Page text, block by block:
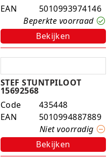
EAN
5010993974146
Beperkte voorraad
Bekijken
STEF STUNTPILOOT
15692568
Code
435448
EAN
5010994887889
Niet voorradig
Bekijken